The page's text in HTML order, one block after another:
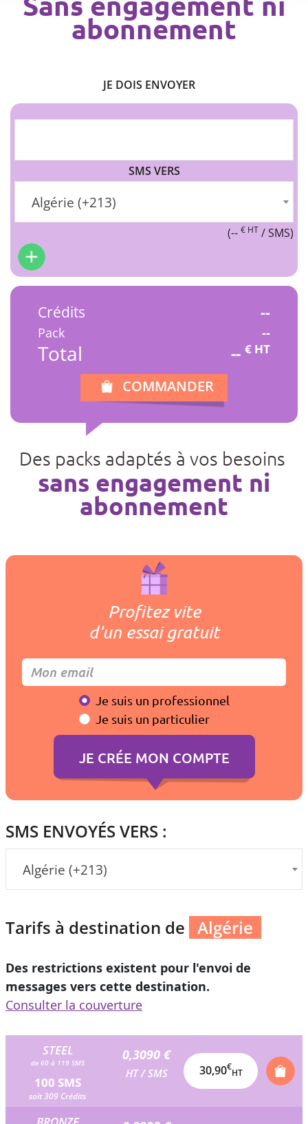
abonnement
JE DOIS ENVOYER
SMS VERS
Algérie (+213)
(-- € HT / SMS)
Crédits --
Pack --
Total -- € HT
COMMANDER
Des packs adaptés à vos besoins
sans engagement ni
abonnement
SMS ENVOYÉS VERS :
Algérie (+213)
Profitez vite
d'un essai gratuit
Je suis un professionnel
Je suis un particulier
Tarifs à destination de Algérie
Des restrictions existent pour l'envoi de
messages vers cette destination.
Consulter la couverture
STEEL
de 60 à 119 SMS
100 SMS
soit 309 Crédits
0,3090 €
HT / SMS 30,90€
HT